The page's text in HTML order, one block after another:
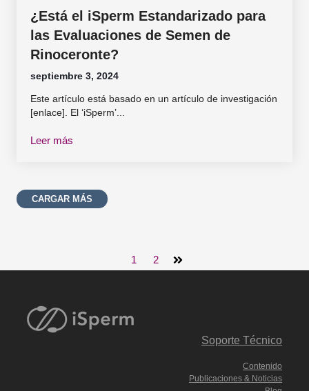
¿Está el iSperm Estandarizado para
las Evaluaciones de Semen de
Rinoceronte?
septiembre 3, 2024
Este artículo está basado en un artículo de investigación
[enlace]. El ‘iSperm’...
Leer más
CARGAR MÁS
1 2
Soporte Técnico
Contenido
Publicaciones & Noticias